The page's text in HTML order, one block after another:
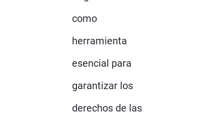
como
herramienta
esencial para
garantizar los
derechos de las